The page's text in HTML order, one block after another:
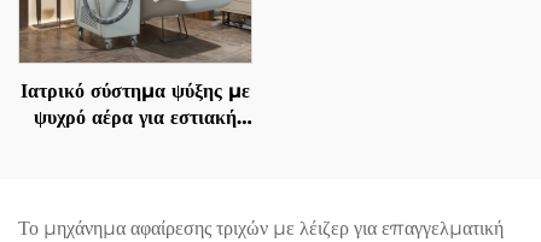
MDSAP
Ιατρικό σύστημα ψύξης με
ψυχρό αέρα για εστιακή
προστασία του επιδερμίδα
Το μηχάνημα αφαίρεσης τριχών με λέιζερ για επαγγελματική